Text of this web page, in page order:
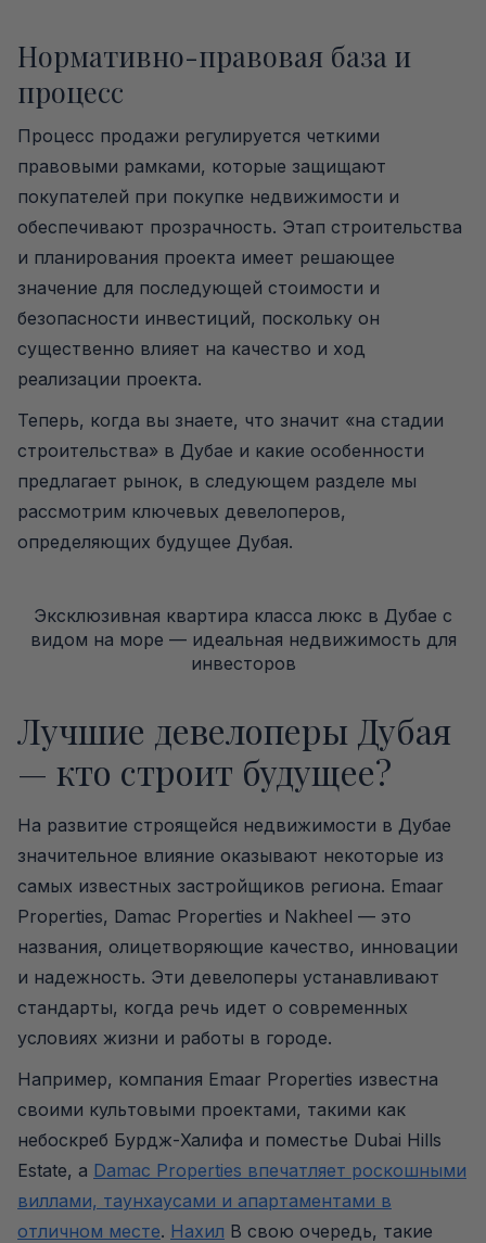
Нормативно-правовая база и
процесс
Процесс продажи регулируется четкими
правовыми рамками, которые защищают
покупателей при покупке недвижимости и
обеспечивают прозрачность. Этап строительства
и планирования проекта имеет решающее
значение для последующей стоимости и
безопасности инвестиций, поскольку он
существенно влияет на качество и ход
реализации проекта.
Теперь, когда вы знаете, что значит «на стадии
строительства» в Дубае и какие особенности
предлагает рынок, в следующем разделе мы
рассмотрим ключевых девелоперов,
определяющих будущее Дубая.
Эксклюзивная квартира класса люкс в Дубае с
видом на море — идеальная недвижимость для
инвесторов
Лучшие девелоперы Дубая
— кто строит будущее?
На развитие строящейся недвижимости в Дубае
значительное влияние оказывают некоторые из
самых известных застройщиков региона. Emaar
Properties, Damac Properties и Nakheel — это
названия, олицетворяющие качество, инновации
и надежность. Эти девелоперы устанавливают
стандарты, когда речь идет о современных
условиях жизни и работы в городе.
Например, компания Emaar Properties известна
своими культовыми проектами, такими как
небоскреб Бурдж-Халифа и поместье Dubai Hills
Estate, а Damac Properties впечатляет роскошными
виллами, таунхаусами и апартаментами в
отличном месте. Нахил В свою очередь, такие